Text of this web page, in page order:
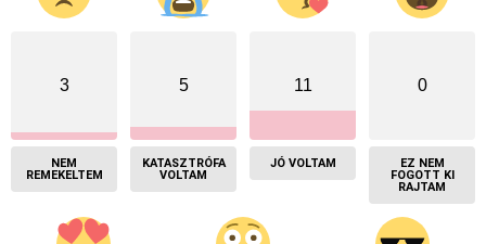
3
NEM
REMEKELTEM
5
KATASZTRÓFA
VOLTAM
11
JÓ VOLTAM
0
EZ NEM
FOGOTT KI
RAJTAM